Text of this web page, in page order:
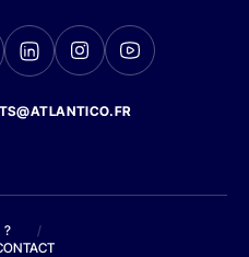
?
/